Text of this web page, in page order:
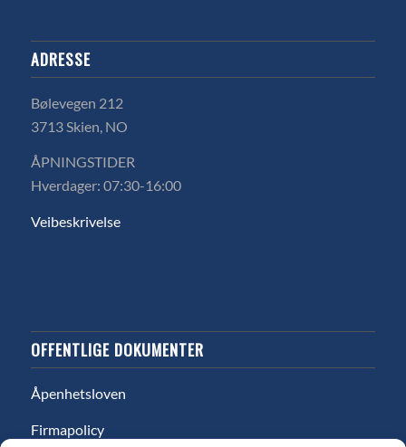
ADRESSE
Bølevegen 212
3713 Skien, NO
ÅPNINGSTIDER
Hverdager: 07:30-16:00
Veibeskrivelse
OFFENTLIGE DOKUMENTER
Åpenhetsloven
Firmapolicy